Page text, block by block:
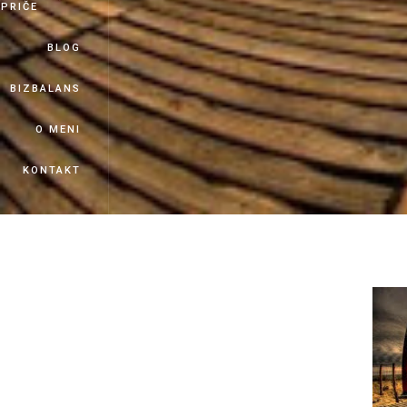
PRIČE
BLOG
BIZBALANS
O MENI
KONTAKT